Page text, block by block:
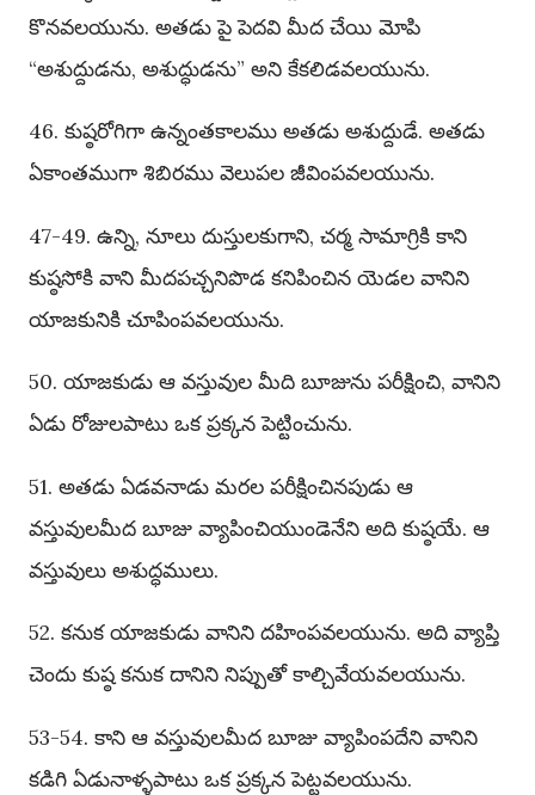
కొనవలయును. అతడు పై పెదవి మీద చేయి మోపి
“అశుద్దుడను, అశుద్ధుడను” అని కేకలిడవలయును.
46. కుష్ఠరోగిగా ఉన్నంతకాలము అతడు అశుద్దుడే. అతడు
ఏకాంతముగా శిబిరము వెలుపల జీవింపవలయును.
47-49. ఉన్ని, నూలు దుస్తులకుగాని, చర్మ సామాగ్రికి కాని
కుష్ఠసోకి వాని మీదపచ్చనిపొడ కనిపించిన యెడల వానిని
యాజకునికి చూపింపవలయును.
50. యాజకుడు ఆ వస్తువుల మీది బూజును పరీక్షించి, వానిని
ఏడు రోజులపాటు ఒక ప్రక్కన పెట్టించును.
51. అతడు ఏడవనాడు మరల పరీక్షించినపుడు ఆ
వస్తువులమీద బూజు వ్యాపించియుండెనేని అది కుష్ఠయే. ఆ
వస్తువులు అశుద్ధములు.
52. కనుక యాజకుడు వానిని దహింపవలయును. అది వ్యాప్తి
చెందు కుష్ఠ కనుక దానిని నిప్పుతో కాల్చివేయవలయును.
53-54. కాని ఆ వస్తువులమీద బూజు వ్యాపింపదేని వానిని
కడిగి ఏడునాళ్ళపాటు ఒక ప్రక్కన పెట్టవలయును.